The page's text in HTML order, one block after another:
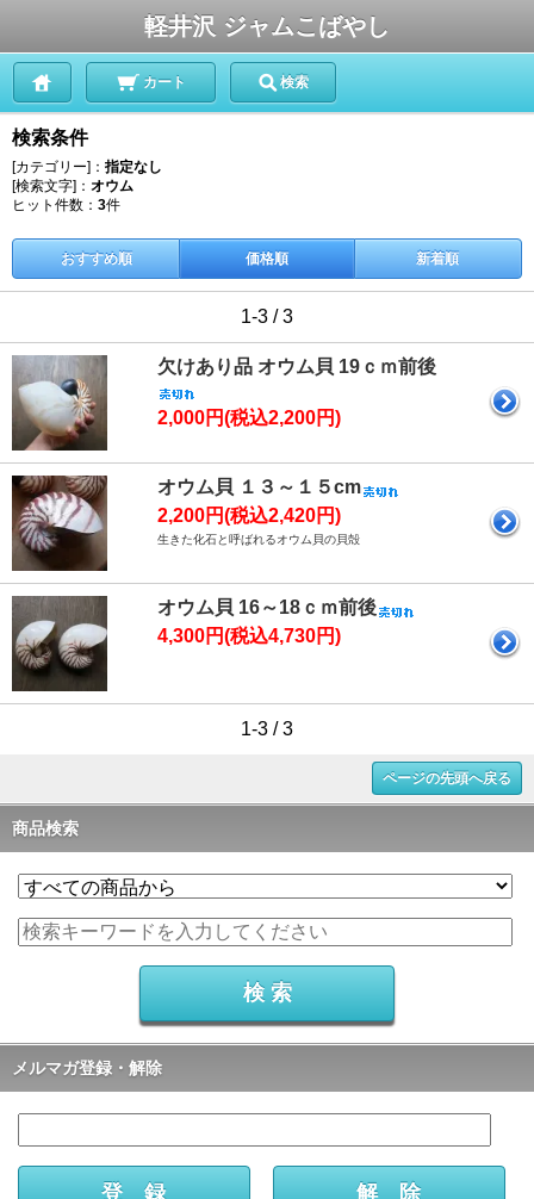
軽井沢 ジャムこばやし
カート 検索
検索条件
[カテゴリー]： 指定なし
[検索文字]： オウム
ヒット件数： 3件
おすすめ順 価格順 新着順
1-3 / 3
欠けあり品 オウム貝 19ｃｍ前後
2,000円(税込2,200円)
オウム貝 １３～１５cm
2,200円(税込2,420円)
生きた化石と呼ばれるオウム貝の貝殻
オウム貝 16～18ｃｍ前後
4,300円(税込4,730円)
1-3 / 3
ページの先頭へ戻る
商品検索
メルマガ登録・解除